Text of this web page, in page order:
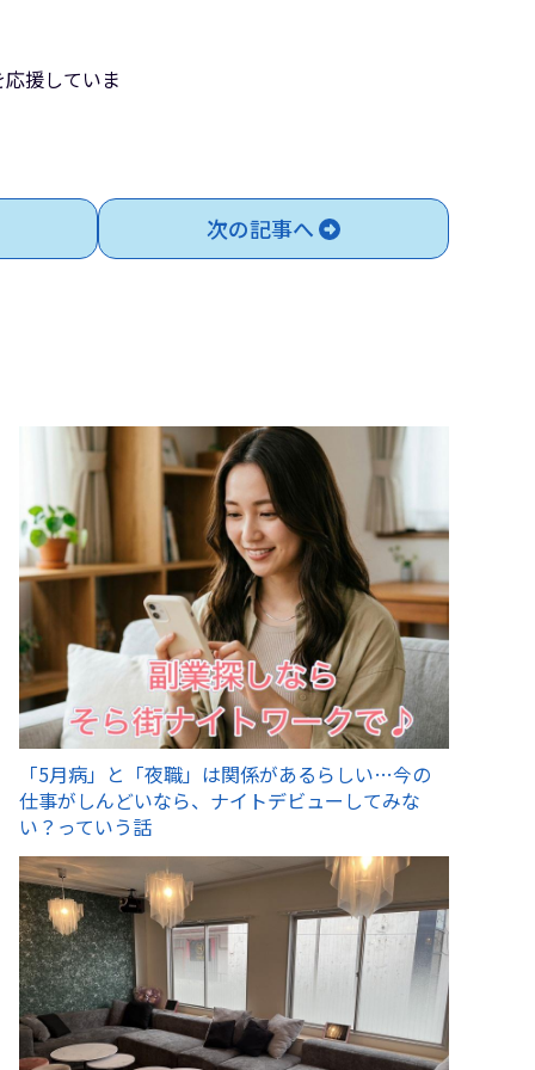
援していま
次の記事へ
「5月病」と「夜職」は関係があるらしい…今の
仕事がしんどいなら、ナイトデビューしてみな
い？っていう話